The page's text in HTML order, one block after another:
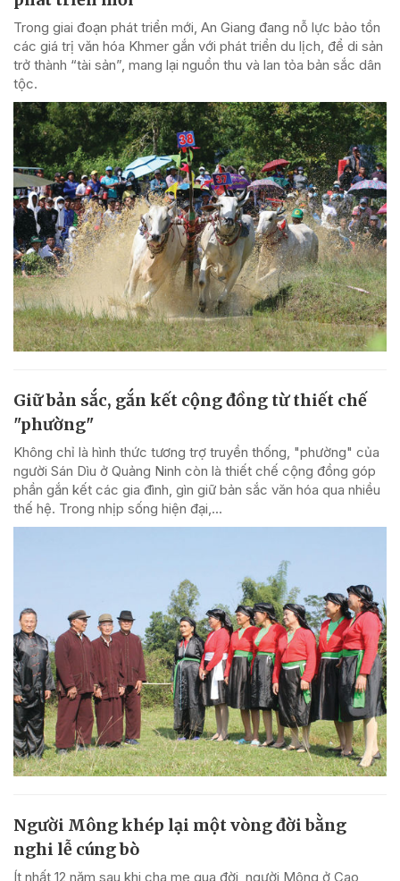
Trong giai đoạn phát triển mới, An Giang đang nỗ lực bảo tồn
các giá trị văn hóa Khmer gắn với phát triển du lịch, để di sản
trở thành “tài sản”, mang lại nguồn thu và lan tỏa bản sắc dân
tộc.
Giữ bản sắc, gắn kết cộng đồng từ thiết chế
"phường"
Không chỉ là hình thức tương trợ truyền thống, "phường" của
người Sán Dìu ở Quảng Ninh còn là thiết chế cộng đồng góp
phần gắn kết các gia đình, gìn giữ bản sắc văn hóa qua nhiều
thế hệ. Trong nhịp sống hiện đại,...
Người Mông khép lại một vòng đời bằng
nghi lễ cúng bò
Ít nhất 12 năm sau khi cha mẹ qua đời, người Mông ở Cao